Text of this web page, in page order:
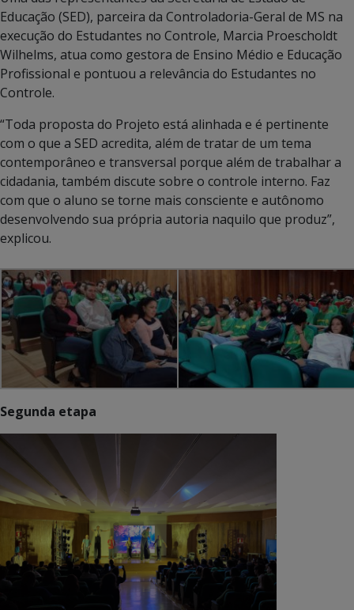
Educação (SED), parceira da Controladoria-Geral de MS na
execução do Estudantes no Controle, Marcia Proescholdt
Wilhelms, atua como gestora de Ensino Médio e Educação
Profissional e pontuou a relevância do Estudantes no
Controle.
“Toda proposta do Projeto está alinhada e é pertinente
com o que a SED acredita, além de tratar de um tema
contemporâneo e transversal porque além de trabalhar a
cidadania, também discute sobre o controle interno. Faz
com que o aluno se torne mais consciente e autônomo
desenvolvendo sua própria autoria naquilo que produz”,
explicou.
Segunda etapa